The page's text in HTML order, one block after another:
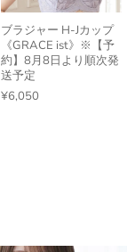
ブラジャー H-Jカップ
《GRACE ist》※【予
約】8月8日より順次発
送予定
¥6,050